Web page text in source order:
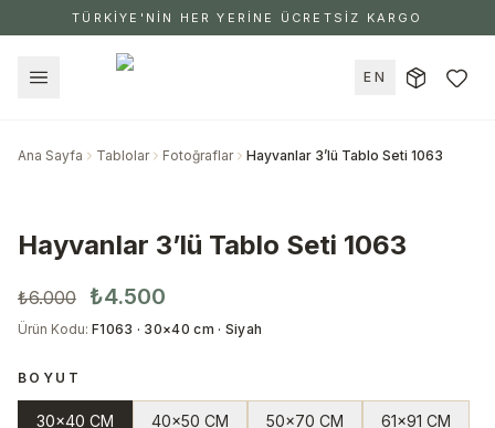
TÜRKİYE'NİN HER YERİNE ÜCRETSİZ KARGO
EN
Ana Sayfa Tablolar Fotoğraflar Hayvanlar 3’lü Tablo Seti 1063
Hayvanlar 3’lü Tablo Seti 1063
₺6.000 ₺4.500
Ürün Kodu: F1063 · 30×40 cm · Siyah
BOYUT
30x40 CM 40x50 CM 50x70 CM 61x91 CM